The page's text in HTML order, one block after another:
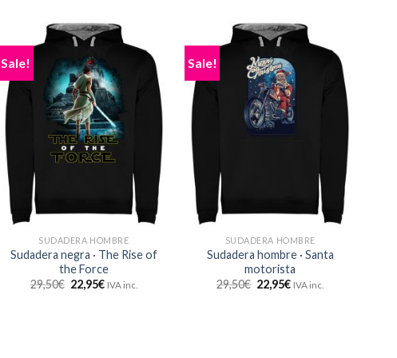
Sale!
SUDADERA HOMBRE
Sudadera negra · The Rise of
the Force
29,50€ 22,95€ IVA inc.
Sale!
SUDADERA HOMBRE
Sudadera hombre · Santa
motorista
29,50€ 22,95€ IVA inc.